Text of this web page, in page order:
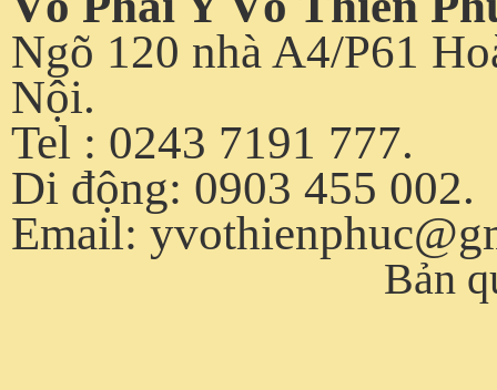
Ngõ 120 nhà A4/P61
Nội.
Tel : 0243 7191 777.
Di động: 0903 455 002.
Email:
Bản